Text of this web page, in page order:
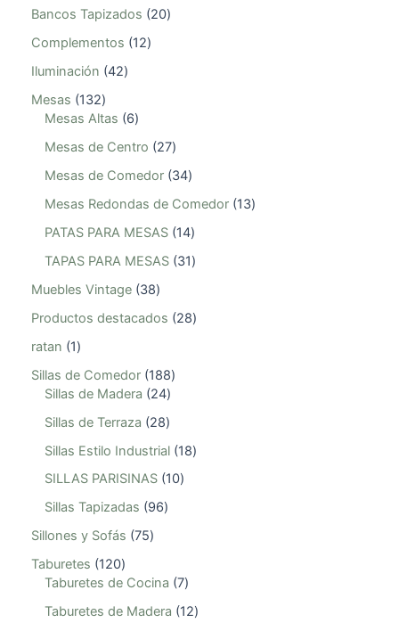
Bancos Tapizados
20
Complementos
12
Iluminación 42
Mesas
132
Mesas Altas
6
Mesas de Centro
27
Mesas de Comedor 34
Mesas Redondas de Comedor 13
PATAS PARA MESAS 14
TAPAS PARA MESAS 31
Muebles Vintage 38
Productos destacados
28
ratan
1
Sillas de Comedor 188
Sillas de Madera
24
Sillas de Terraza
28
Sillas Estilo Industrial 18
SILLAS PARISINAS 10
Sillas Tapizadas
96
Sillones y Sofás 75
Taburetes
120
Taburetes de Cocina 7
Taburetes de Madera
12